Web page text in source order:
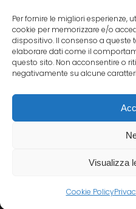
Per fornire le migliori esperienze,
cookie per memorizzare e/o
dispositivo. Il consenso a queste
elaborare dati come il
questo sito. Non acconsentire o
negativamente su alcune
Visualizza
Cookie Policy
SEGUICI SUI
COPYRIGHT 2018-
AGENZIA VIAGGI E